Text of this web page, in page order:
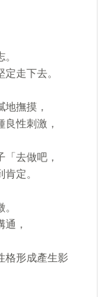
走下去。
撫摸，
性刺激，
去做吧，
定。
，
格形成產生影